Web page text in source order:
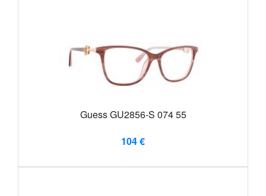
Guess GU2856-S 074 55
104 €